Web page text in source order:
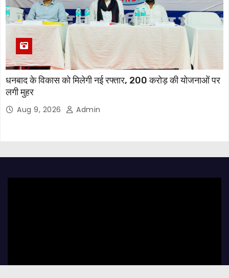
धनबाद के विकास को मिलेगी नई रफ्तार, 200 करोड़ की योजनाओं पर
लगी मुहर
Aug 9, 2026 Admin